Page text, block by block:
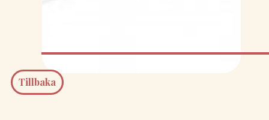
Tillbaka